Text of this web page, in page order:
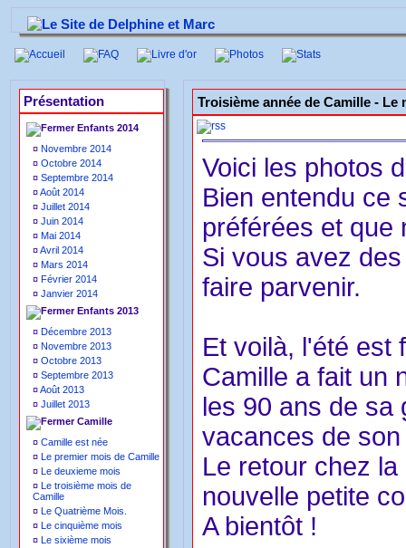
Présentation
Enfants 2014
¤ Novembre 2014
¤ Octobre 2014
¤ Septembre 2014
¤Août 2014
¤ Juillet 2014
¤ Juin 2014
¤ Mai 2014
¤Avril 2014
¤ Mars 2014
¤ Février 2014
¤ Janvier 2014
Enfants 2013
¤ Décembre 2013
¤ Novembre 2013
¤ Octobre 2013
¤ Septembre 2013
¤Août 2013
¤ Juillet 2013
Camille
¤ Camille est née
¤ Le premier mois de Camille
¤ Le deuxieme mois
¤ Le troisième mois de
Camille
¤ Le Quatrième Mois.
¤ Le cinquième mois
¤ Le sixième mois
Troisième année de Camille - Le
Voici les photos
Bien entendu ce
préférées et que
Si vous avez
faire parvenir.
Et voilà, l'été est
Camille a fait un
les 90 ans de sa
vacances de
Le retour chez
nouvelle petite
A bientôt !